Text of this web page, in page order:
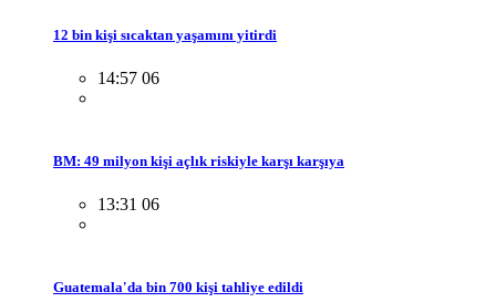
12 bin kişi sıcaktan yaşamını yitirdi
14:57 06
BM: 49 milyon kişi açlık riskiyle karşı karşıya
13:31 06
Guatemala'da bin 700 kişi tahliye edildi